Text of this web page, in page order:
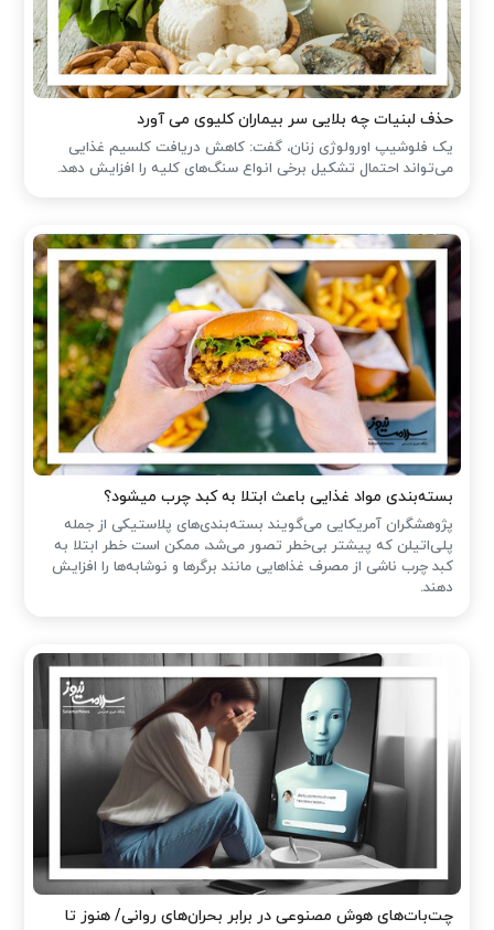
حذف لبنیات چه بلایی سر بیماران کلیوی می آورد
یک فلوشیپ اورولوژی زنان، گفت: کاهش دریافت کلسیم غذایی
می‌تواند احتمال تشکیل برخی انواع سنگ‌های کلیه را افزایش دهد.
بسته‌بندی مواد غذایی باعث ابتلا به کبد چرب میشود؟
پژوهشگران آمریکایی می‌گویند بسته‌بندی‌های پلاستیکی از جمله
پلی‌اتیلن که پیشتر بی‌خطر تصور می‌شد، ممکن است خطر ابتلا به
کبد چرب ناشی از مصرف غذاهایی مانند برگرها و نوشابه‌ها را افزایش
دهند.
چت‌بات‌های هوش مصنوعی در برابر بحران‌های روانی/ هنوز تا